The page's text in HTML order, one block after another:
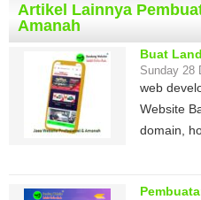
Artikel Lainnya
Amanah
Buat
Sunday 28
web
Website
domain,